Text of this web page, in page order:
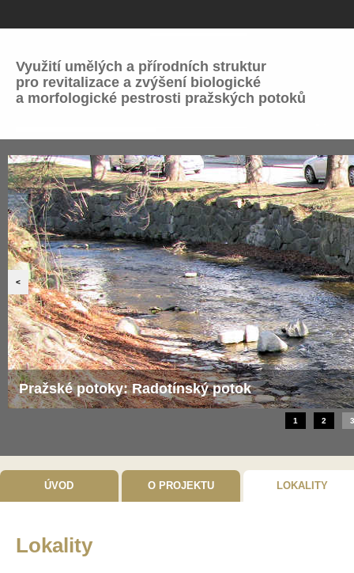
Využití umělých a přírodních struktur
pro revitalizace a zvýšení biologické
a morfologické pestrosti pražských potoků
Pražské potoky: Radotínský potok
<
1 2 3
ÚVOD O PROJEKTU LOKALITY
Lokality